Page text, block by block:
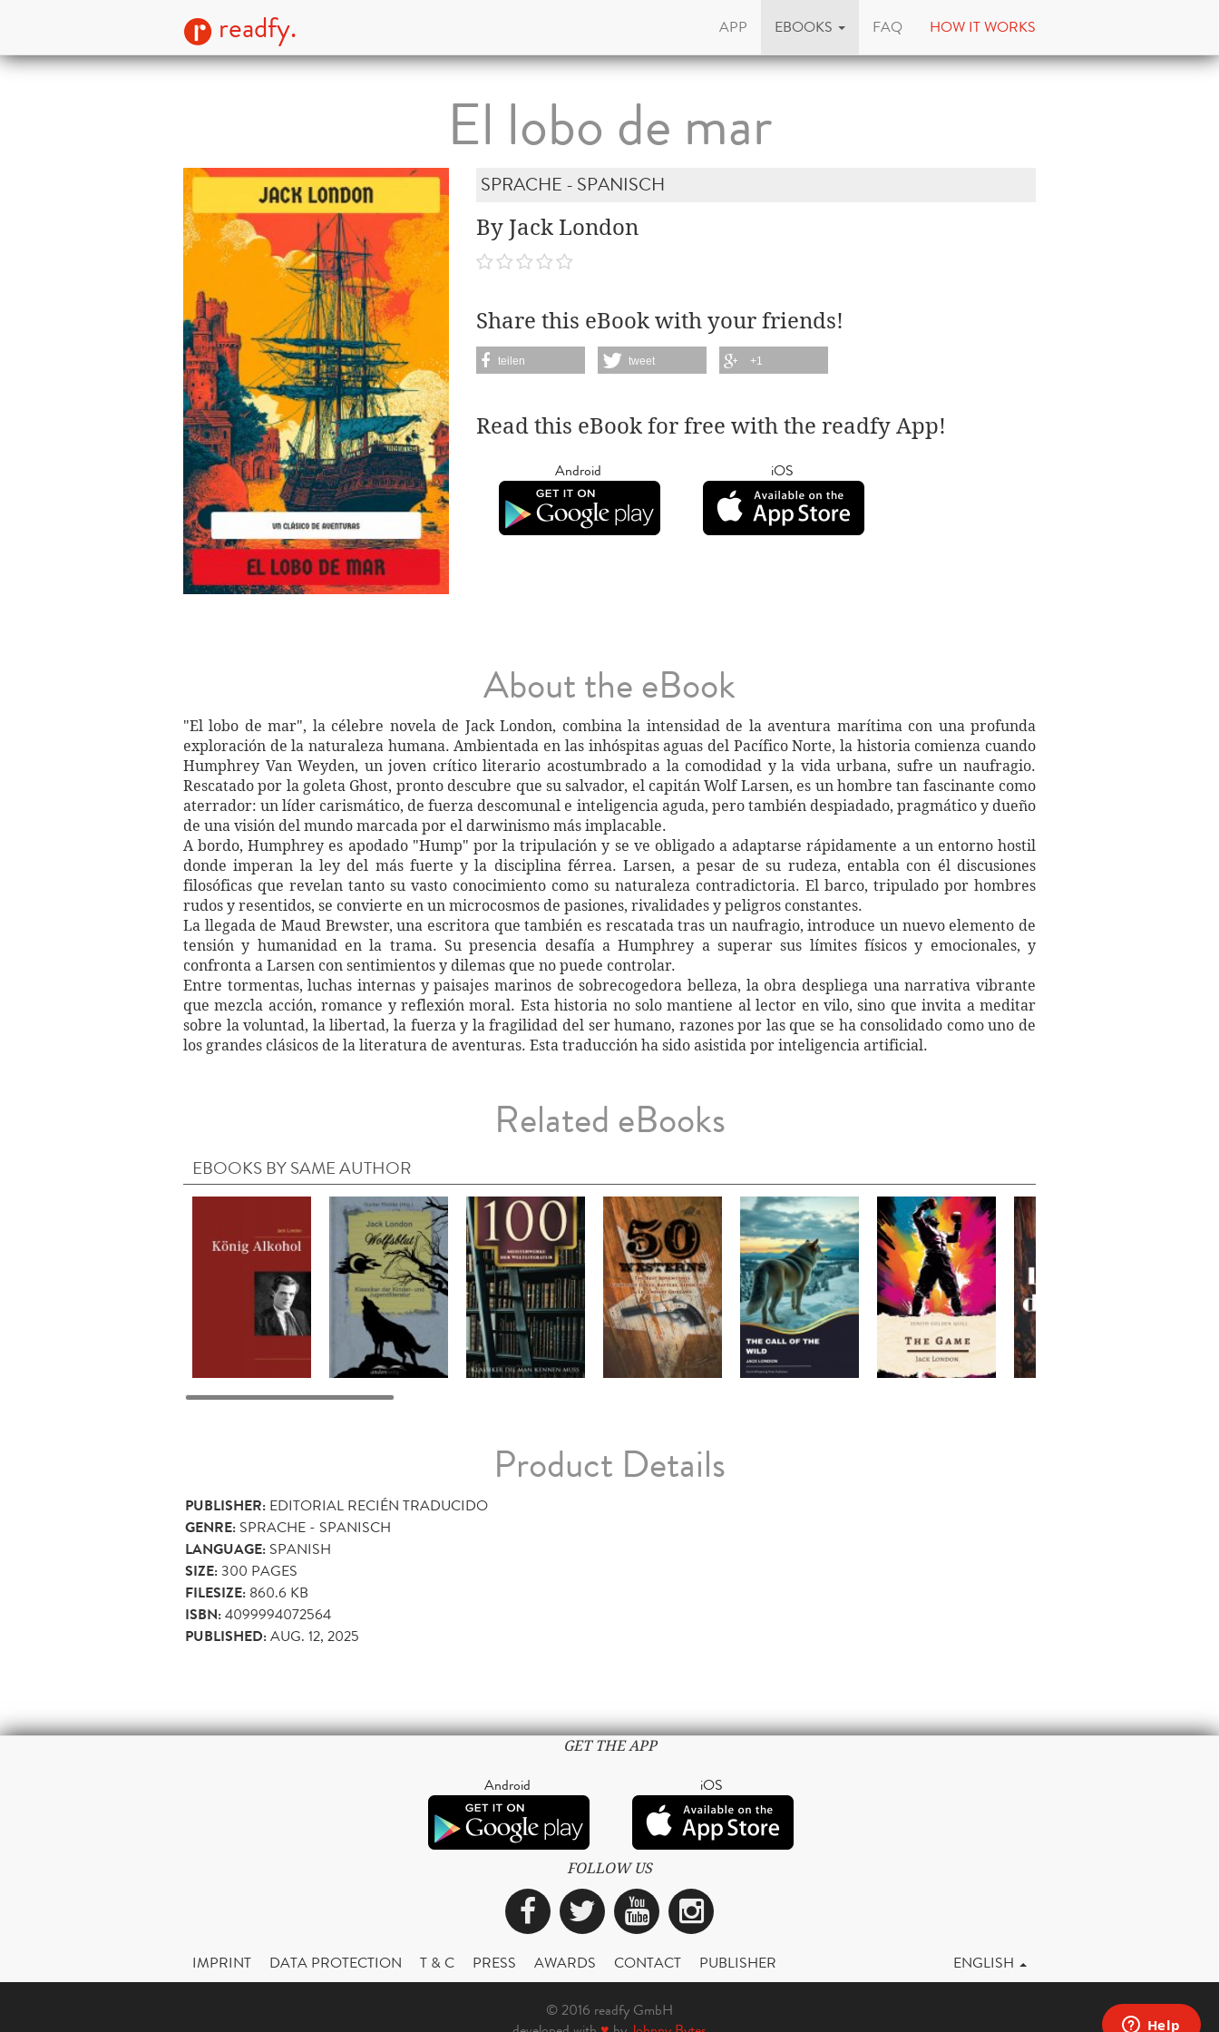
readfy. APP EBOOKS FAQ HOW IT WORKS
El lobo de mar
SPRACHE - SPANISCH
By Jack London
Share this eBook with your friends!
teilen tweet +1
Read this eBook for free with the readfy App!
Android iOS
About the eBook
"El lobo de mar", la célebre novela de Jack London, combina la intensidad de la aventura marítima con una profunda
exploración de la naturaleza humana. Ambientada en las inhóspitas aguas del Pacífico Norte, la historia comienza cuando
Humphrey Van Weyden, un joven crítico literario acostumbrado a la comodidad y la vida urbana, sufre un naufragio.
Rescatado por la goleta Ghost, pronto descubre que su salvador, el capitán Wolf Larsen, es un hombre tan fascinante como
aterrador: un líder carismático, de fuerza descomunal e inteligencia aguda, pero también despiadado, pragmático y dueño
de una visión del mundo marcada por el darwinismo más implacable.
A bordo, Humphrey es apodado "Hump" por la tripulación y se ve obligado a adaptarse rápidamente a un entorno hostil
donde imperan la ley del más fuerte y la disciplina férrea. Larsen, a pesar de su rudeza, entabla con él discusiones
filosóficas que revelan tanto su vasto conocimiento como su naturaleza contradictoria. El barco, tripulado por hombres
rudos y resentidos, se convierte en un microcosmos de pasiones, rivalidades y peligros constantes.
La llegada de Maud Brewster, una escritora que también es rescatada tras un naufragio, introduce un nuevo elemento de
tensión y humanidad en la trama. Su presencia desafía a Humphrey a superar sus límites físicos y emocionales, y
confronta a Larsen con sentimientos y dilemas que no puede controlar.
Entre tormentas, luchas internas y paisajes marinos de sobrecogedora belleza, la obra despliega una narrativa vibrante
que mezcla acción, romance y reflexión moral. Esta historia no solo mantiene al lector en vilo, sino que invita a meditar
sobre la voluntad, la libertad, la fuerza y la fragilidad del ser humano, razones por las que se ha consolidado como uno de
los grandes clásicos de la literatura de aventuras. Esta traducción ha sido asistida por inteligencia artificial.
Related eBooks
EBOOKS BY SAME AUTHOR
Product Details
PUBLISHER: EDITORIAL RECIÉN TRADUCIDO
GENRE: SPRACHE - SPANISCH
LANGUAGE: SPANISH
SIZE:300 PAGES
FILESIZE: 860.6 KB
ISBN:4099994072564
PUBLISHED:AUG. 12, 2025
GET THE APP
Android iOS
FOLLOW US
Facebook
TwitterYouTubeInstagram
IMPRINT DATA PROTECTION T & C PRESS AWARDS CONTACT PUBLISHER ENGLISH
© 2016 readfy GmbH